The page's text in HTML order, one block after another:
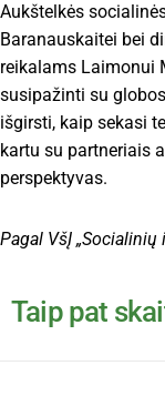
Aukštelkės
Baranauskaitei bei
reikalams Laimonui
susipažinti su
išgirsti, kaip sekasi
kartu su partneriais
perspektyvas.
Pagal VšĮ
Taip pat